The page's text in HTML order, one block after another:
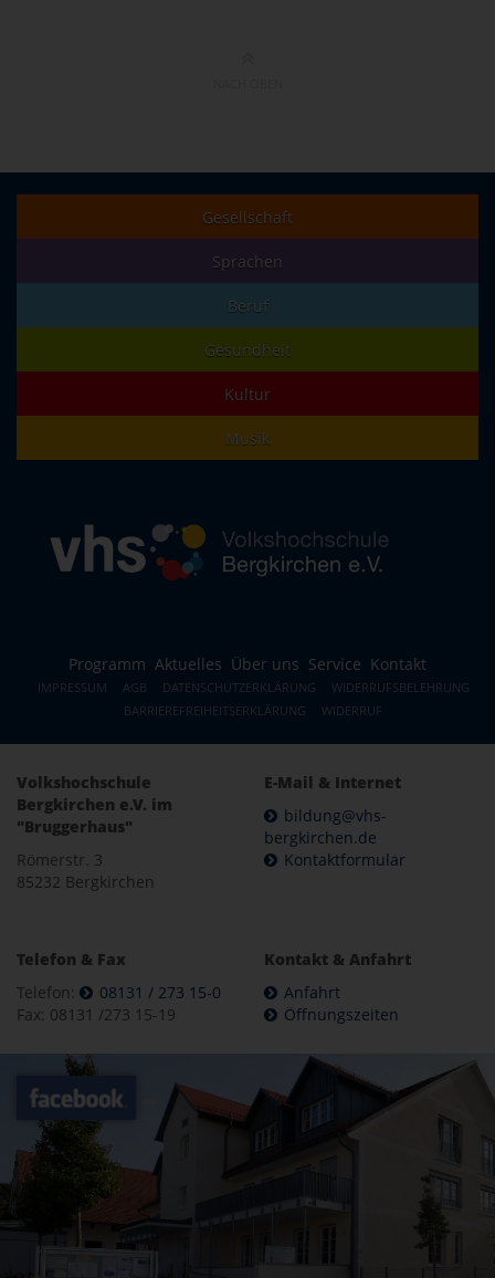
Gesellschaft
Sprachen
Beruf
Gesundheit
Kultur
Musik
Programm Aktuelles Über uns Service Kontakt
IMPRESSUM AGB DATENSCHUTZERKLÄRUNG
WIDERRUFSBELEHRUNG
BARRIEREFREIHEITSERKLÄRUNG
WIDERRUF
Volkshochschule
Bergkirchen e.V. im
"Bruggerhaus"
Römerstr. 3
85232 Bergkirchen
E-Mail & Internet
bildung@vhs-
bergkirchen.de
Kontaktformular
Telefon & Fax
Telefon:
08131 / 273 15-0
Fax: 08131 /273 15-19
Kontakt & Anfahrt
Anfahrt
Öffnungszeiten